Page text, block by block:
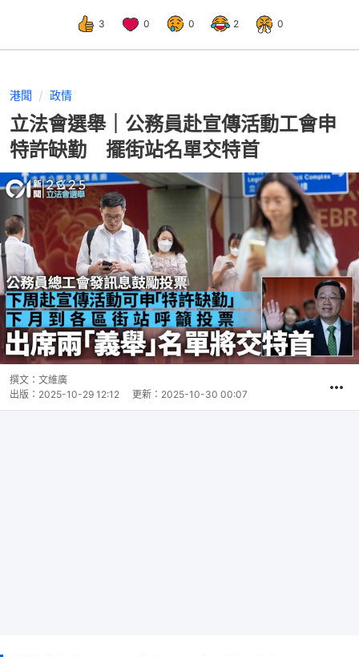
3 0 0 2 0
港聞 政情
立法會選舉｜公務員赴宣傳活動工會申
特許缺勤 擺街站名單交特首
撰文： 文維廣
出版： 2025-10-29 12:12 更新： 2025-10-30 00:07